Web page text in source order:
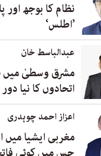
نظام کا بوجھ اور
’اطلس‘
عبدالباسط خان
مشرق وسطیٰ میں
اتحادوں کا نیا دور
اعزاز احمد چوہدری
مغربی ایشیا